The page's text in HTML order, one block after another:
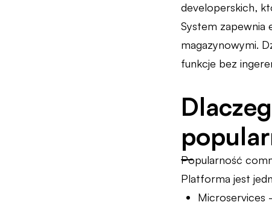
developerskich,
System zapewnia
magazynowymi.
funkcje bez
Popularność
Platforma jest
Microservices